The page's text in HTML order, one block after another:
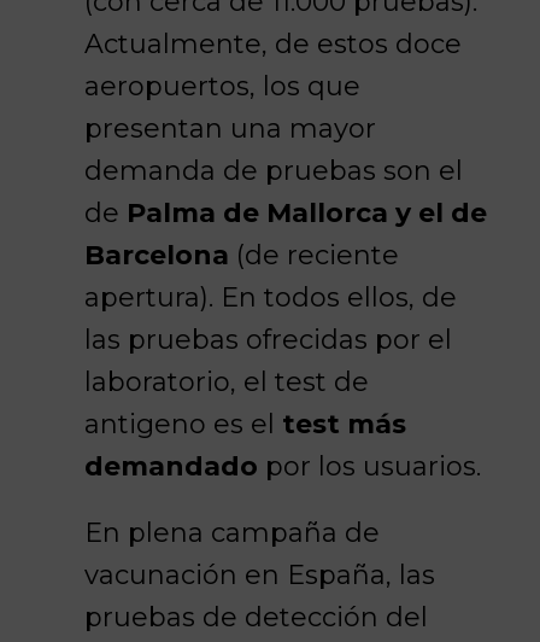
Actualmente, de estos doce
aeropuertos, los que
presentan una mayor
demanda de pruebas son el
de Palma de Mallorca y el de
Barcelona (de reciente
apertura). En todos ellos, de
las pruebas ofrecidas por el
laboratorio, el test de
antigeno es el test más
demandado por los usuarios.
En plena campaña de
vacunación en España, las
pruebas de detección del